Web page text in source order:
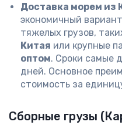
Доставка морем из
экономичный
тяжелых грузов,
Китая или крупные
оптом. Сроки самые
дней. Основное
стоимость за
Сборные грузы